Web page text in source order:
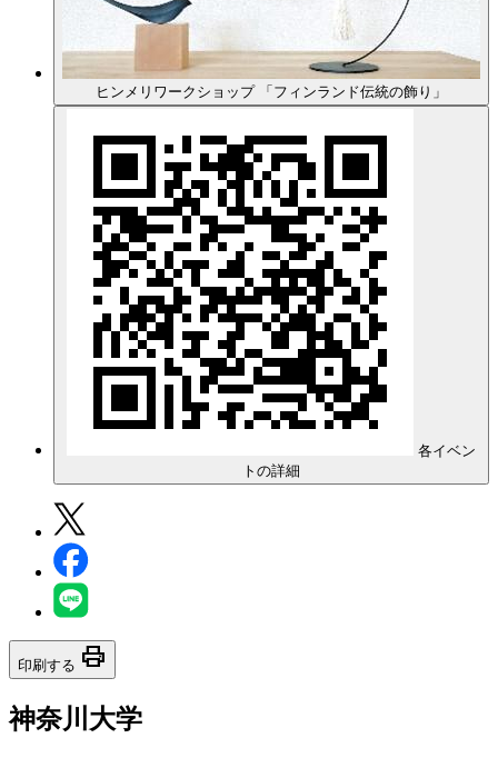
ヒンメリワークショップ 「フィンランド伝統の飾り」
各イベン
トの詳細
印刷する print
神奈川大学